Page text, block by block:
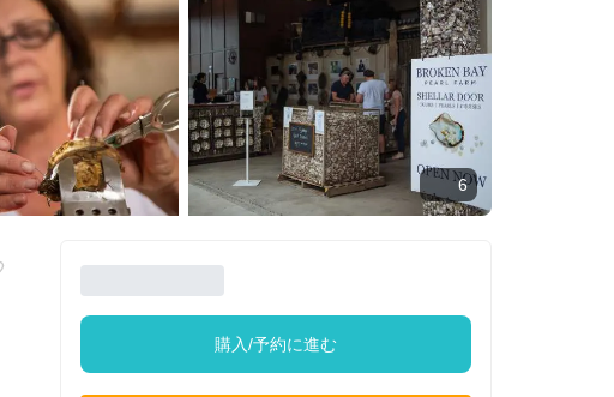
6
購入/予約に進む